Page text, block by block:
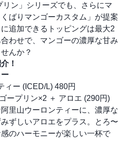
リン」シリーズでも、さらにマ
ばりマンゴーカスタム」が提案
追加できるトッピングは最大2
わせで、マンゴーの濃厚な甘み
んか？
！
ィー (ICED/L) 480円
ープリン×2 ＋ アロエ (290円)
里山ウーロンティーに、濃厚な
ずしいアロエをプラス。とろ〜
のハーモニーが楽しい一杯で